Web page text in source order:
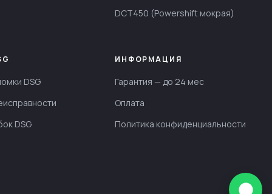
DCT450 (Powershift мокрая)
DSG
DSG
ИНФОРМАЦИЯ
Гарантия — до 24 мес
Оплата
Политика конфиденциальности